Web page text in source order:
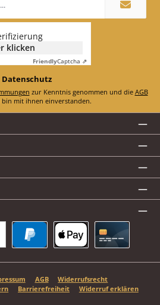
klicken
FriendlyCaptcha ⇗
Datenschutz
zur Kenntnis genommen und die AGB
bin mit ihnen einverstanden.
AGB
Widerrufsrecht
Barrierefreiheit Widerruf erklären